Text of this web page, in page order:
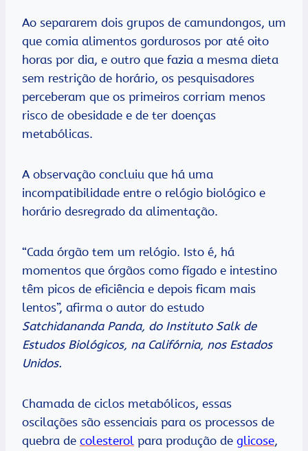
Ao separarem dois grupos de camundongos, um
que comia alimentos gordurosos por até oito
horas por dia, e outro que fazia a mesma dieta
sem restrição de horário, os pesquisadores
perceberam que os primeiros corriam menos
risco de obesidade e de ter doenças
metabólicas.
A observação concluiu que há uma
incompatibilidade entre o relógio biológico e
horário desregrado da alimentação.
“Cada órgão tem um relógio. Isto é, há
momentos que órgãos como fígado e intestino
têm picos de eficiência e depois ficam mais
lentos”, afirma o autor do estudo
Satchidananda Panda, do Instituto Salk de
Estudos Biológicos, na Califórnia, nos Estados
Unidos.
Chamada de ciclos metabólicos, essas
oscilações são essenciais para os processos de
quebra de colesterol para produção de glicose,